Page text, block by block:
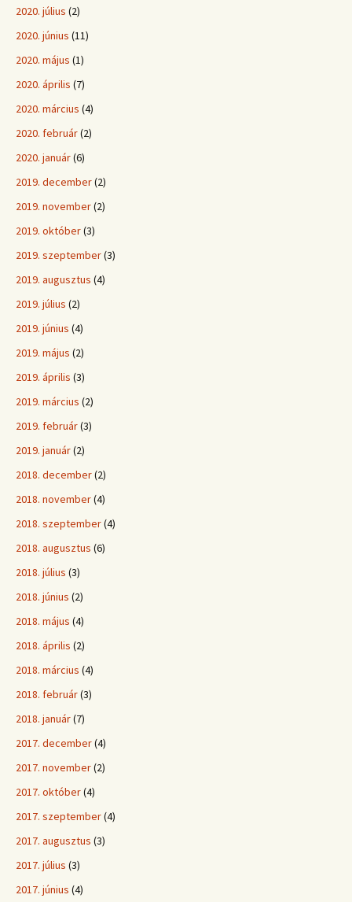
2020. július (2)
2020. június (11)
2020. május (1)
2020. április (7)
2020. március (4)
2020. február(2)
2020. január(6)
2019. december(2)
2019. november(2)
2019. október(3)
2019. szeptember(3)
2019. augusztus (4)
2019. július (2)
2019. június (4)
2019. május (2)
2019. április (3)
2019. március (2)
2019. február(3)
2019. január(2)
2018. december(2)
2018. november(4)
2018. szeptember(4)
2018. augusztus (6)
2018. július (3)
2018. június (2)
2018. május (4)
2018. április (2)
2018. március (4)
2018. február(3)
2018. január(7)
2017. december(4)
2017. november(2)
2017. október(4)
2017. szeptember(4)
2017. augusztus (3)
2017. július (3)
2017. június (4)